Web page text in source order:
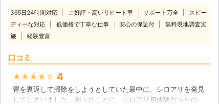
すので、弊社にぜひご一報下さい。
験豊富な当社では、丁寧なサービスと
高品質な薬剤使用で、お客様に満足い
ためにこれからも精進してまいります
ご安心いただくため、大手保険会社と
の協力により、5年間の安心保証をお
365日24時間対応 ご好評・高いリピート率 サポート万全
スピー
ディーな対応
低価格で丁寧な仕事 安心の保証付
無料現地調査実
施
経験豊富
口コミ
★★★★★ 4
畳を裏返して掃除をしようとしていた最中に、シロアリを発見
してしまいました。困ったことに、シロアリ初体験だったの